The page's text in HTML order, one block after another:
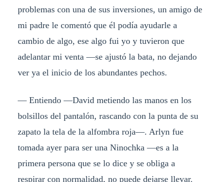
problemas con una de sus inversiones, un amigo de
mi padre le comentó que él podía ayudarle a
cambio de algo, ese algo fui yo y tuvieron que
adelantar mi venta —se ajustó la bata, no dejando
ver ya el inicio de los abundantes pechos.
— Entiendo —David metiendo las manos en los
bolsillos del pantalón, rascando con la punta de su
zapato la tela de la alfombra roja—. Arlyn fue
tomada ayer para ser una Ninochka —es a la
primera persona que se lo dice y se obliga a
respirar con normalidad, no puede dejarse llevar.